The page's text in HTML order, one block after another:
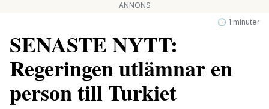
ANNONS
🕝 1 minuter
SENASTE NYTT:
Regeringen utlämnar en
person till Turkiet